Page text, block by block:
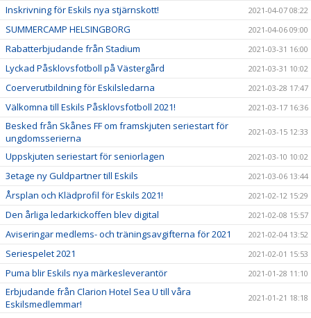
Inskrivning för Eskils nya stjärnskott! 2021-04-07 08:22
SUMMERCAMP HELSINGBORG 2021-04-06 09:00
Rabatterbjudande från Stadium 2021-03-31 16:00
Lyckad Påsklovsfotboll på Västergård 2021-03-31 10:02
Coerverutbildning för Eskilsledarna 2021-03-28 17:47
Välkomna till Eskils Påsklovsfotboll 2021! 2021-03-17 16:36
Besked från Skånes FF om framskjuten seriestart för
ungdomsserierna
2021-03-15 12:33
Uppskjuten seriestart för seniorlagen 2021-03-10 10:02
3etage ny Guldpartner till Eskils 2021-03-06 13:44
Årsplan och Klädprofil för Eskils 2021! 2021-02-12 15:29
Den årliga ledarkickoffen blev digital 2021-02-08 15:57
Aviseringar medlems- och träningsavgifterna för 2021 2021-02-04 13:52
Seriespelet 2021 2021-02-01 15:53
Puma blir Eskils nya märkesleverantör 2021-01-28 11:10
Erbjudande från Clarion Hotel Sea U till våra
Eskilsmedlemmar!
2021-01-21 18:18